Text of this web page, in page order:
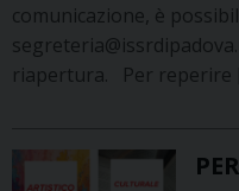
comunicazione, è
riapertura. Per reperire